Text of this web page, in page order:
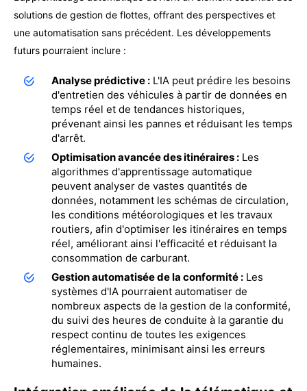
solutions de gestion de flottes, offrant des perspectives et
une automatisation sans précédent. Les développements
futurs pourraient inclure :
Analyse prédictive : L'IA peut prédire les besoins
d'entretien des véhicules à partir de données en
temps réel et de tendances historiques,
prévenant ainsi les pannes et réduisant les temps
d'arrêt.
Optimisation avancée des itinéraires : Les
algorithmes d'apprentissage automatique
peuvent analyser de vastes quantités de
données, notamment les schémas de circulation,
les conditions météorologiques et les travaux
routiers, afin d'optimiser les itinéraires en temps
réel, améliorant ainsi l'efficacité et réduisant la
consommation de carburant.
Gestion automatisée de la conformité : Les
systèmes d'IA pourraient automatiser de
nombreux aspects de la gestion de la conformité,
du suivi des heures de conduite à la garantie du
respect continu de toutes les exigences
réglementaires, minimisant ainsi les erreurs
humaines.